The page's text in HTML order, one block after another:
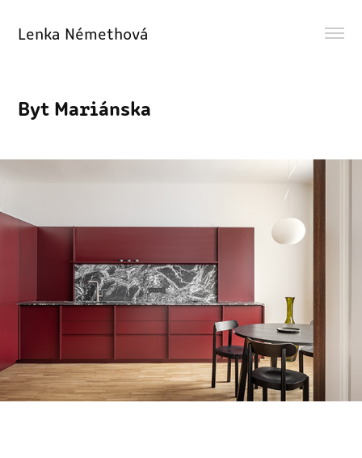
Lenka Némethová
Byt Mariánska